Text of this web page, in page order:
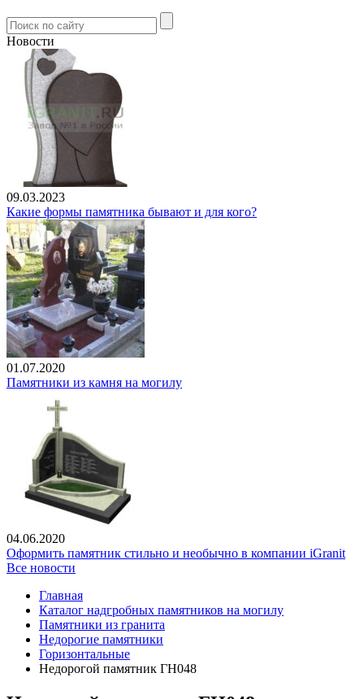
Новости
09.03.2023
Какие формы памятника бывают и для кого?
01.07.2020
Памятники из камня на могилу
04.06.2020
Оформить памятник стильно и необычно в компании iGranit
Все новости
Главная
Каталог надгробных памятников на могилу
Памятники из гранита
Недорогие памятники
Горизонтальные
Недорогой памятник ГН048